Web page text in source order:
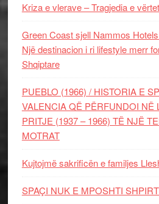
Kriza e vlerave – Tragjedia e
Green Coast sjell Nammos
Një destinacion i ri lifestyle merr
Shqiptare
PUEBLO (1966) / HISTORIA E
VALENCIA QË PËRFUNDOI
PRITJE (1937 – 1966) TË NJË
MOTRAT
Kujtojmë sakrificën e familjes
SPAÇI NUK E MPOSHTI